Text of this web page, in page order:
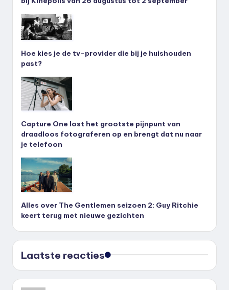
Hoe kies je de tv-provider die bij je huishouden
past?
Capture One lost het grootste pijnpunt van
draadloos fotograferen op en brengt dat nu naar
je telefoon
Alles over The Gentlemen seizoen 2: Guy Ritchie
keert terug met nieuwe gezichten
Laatste reacties